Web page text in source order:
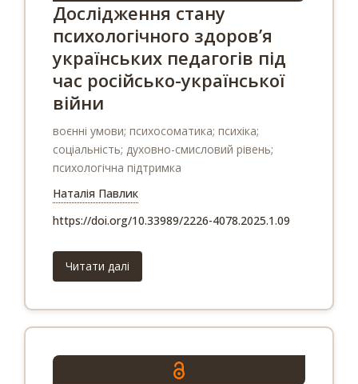
Дослідження стану
психологічного здоров’я
українських педагогів під
час російсько-української
війни
воєнні умови; психосоматика; психіка;
соціальність; духовно-смисловий рівень;
психологічна підтримка
Наталія Павлик
https://doi.org/10.33989/2226-4078.2025.1.09
Читати далі